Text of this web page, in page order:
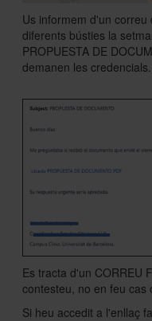
PAU:
Us informem d'un correu
diferents bústies la
PROPUESTA DE
demanen les
Es tracta d'un CORREU
contesteu, no en feu cas
Si heu accedit a l'enllaç